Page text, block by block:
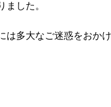
した。
多大なご迷惑をおか